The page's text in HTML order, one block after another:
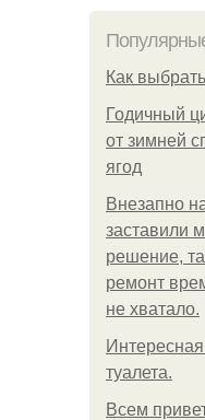
Как
Годичный
от зимней
ягод
Внезапно
заставили
решение,
ремонт
не хватало.
туалета.
Всем